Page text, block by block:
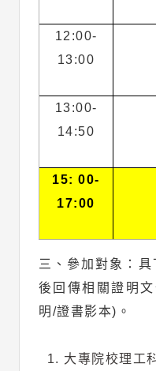
12:00-
13:00
13:00-
14:50
15: 00-
17:00
三、參加對象：
後回傳相關證明
明/證書影本)。
大專院校理工